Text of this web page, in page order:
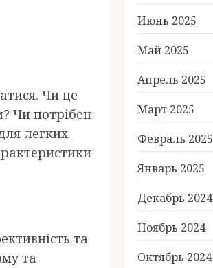
Чи це
Чи потрібен
легких
та
та
Июнь 2025
Май 2025
Апрель 2025
Март 2025
Февраль 2025
Январь 2025
Декабрь 2024
Ноябрь 2024
Октябрь 2024